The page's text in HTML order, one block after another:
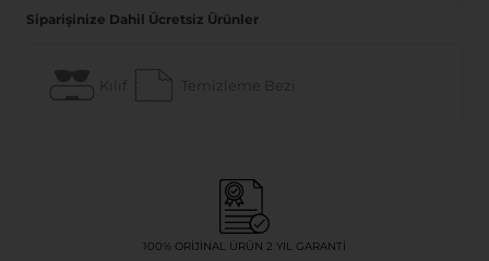
Siparişinize Dahil Ücretsiz Ürünler
Kılıf Temizleme Bezi
100% ORIJINAL ÜRÜN 2 YIL GARANTI